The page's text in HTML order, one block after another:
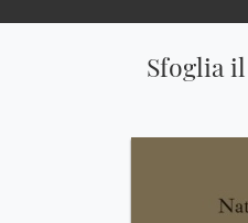
Sfoglia